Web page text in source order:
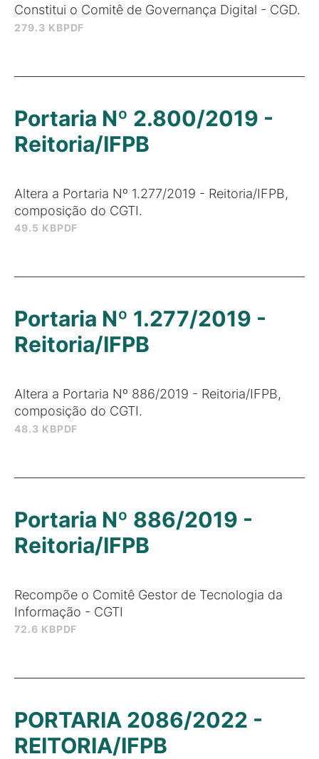
279.3 KBPDF
Constitui o Comitê de Governança Digital - CGD.
49.5 KBPDF
Portaria Nº 2.800/2019 -
Reitoria/IFPB
Altera a Portaria Nº 1.277/2019 - Reitoria/IFPB,
composição do CGTI.
48.3 KBPDF
Portaria Nº 1.277/2019 -
Reitoria/IFPB
Altera a Portaria Nº 886/2019 - Reitoria/IFPB,
composição do CGTI.
72.6 KBPDF
Portaria Nº 886/2019 -
Reitoria/IFPB
Recompõe o Comitê Gestor de Tecnologia da
Informação - CGTI
PORTARIA 2086/2022 -
REITORIA/IFPB